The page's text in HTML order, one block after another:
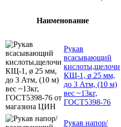
Наименование
Рукав
всасывающий
кислоты,щелочи
КЩ-1, ø 25 мм,
до 3 Атм, (10 м)
вес ~13кг,
ГОСТ5398-76
Рукав напор/